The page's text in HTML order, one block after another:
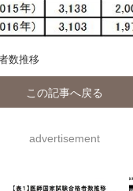
数推移
この記事へ戻る
advertisement